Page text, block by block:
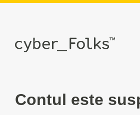
Contul este